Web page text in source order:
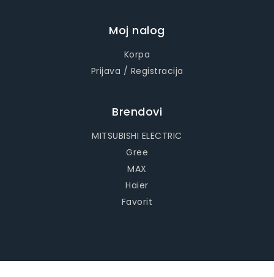
Moj nalog
Korpa
Prijava / Registracija
Brendovi
MITSUBISHI ELECTRIC
Gree
MAX
Haier
Favorit